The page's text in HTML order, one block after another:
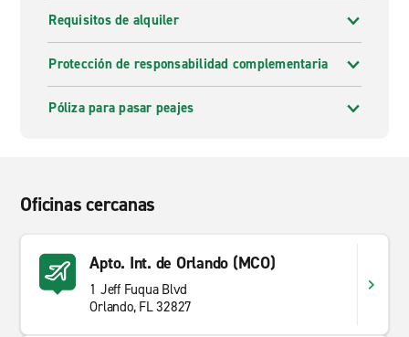
Requisitos de alquiler
Protección de responsabilidad complementaria
Póliza para pasar peajes
Oficinas cercanas
Apto. Int. de Orlando (MCO)
1 Jeff Fuqua Blvd
Orlando, FL 32827